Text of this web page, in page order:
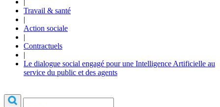
|
Travail & santé
|
Action sociale
|
Contractuels
|
Le dialogue social engagé pour une Intelligence Artificielle au
service du public et des agents